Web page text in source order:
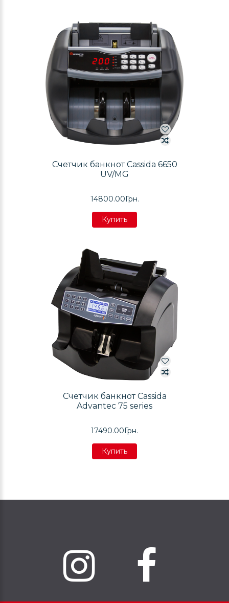
Счетчик банкнот Cassida 6650
UV/MG
14800.00Грн.
Купить
Купить
Счетчик банкнот Cassida
Advantec 75 series
17490.00Грн.
Купить
Купить